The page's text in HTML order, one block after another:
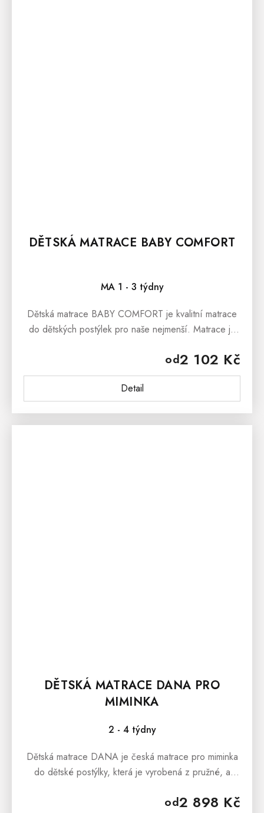
DĚTSKÁ MATRACE BABY COMFORT
MA 1 - 3 týdny
od2 102 Kč
Detail
Dětská matrace BABY COMFORT je kvalitní matrace
do dětských postýlek pro naše nejmenší. Matrace je
proti roztočům a...
DĚTSKÁ MATRACE DANA PRO
MIMINKA
2 - 4 týdny
od2 898 Kč
Dětská matrace DANA je česká matrace pro miminka
do dětské postýlky, která je vyrobená z pružné, a
mimořádné pohodlí a...